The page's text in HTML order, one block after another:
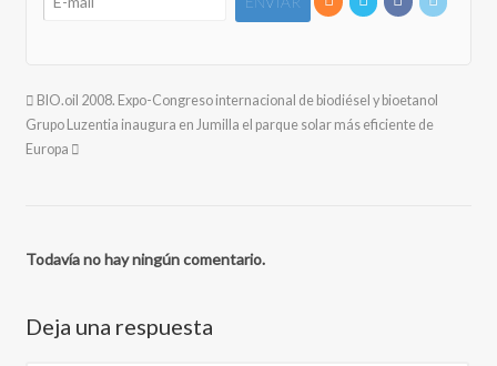
BIO.oil 2008. Expo-Congreso internacional de biodiésel y bioetanol
Grupo Luzentia inaugura en Jumilla el parque solar más eficiente de
Europa
Todavía no hay ningún comentario.
Deja una respuesta